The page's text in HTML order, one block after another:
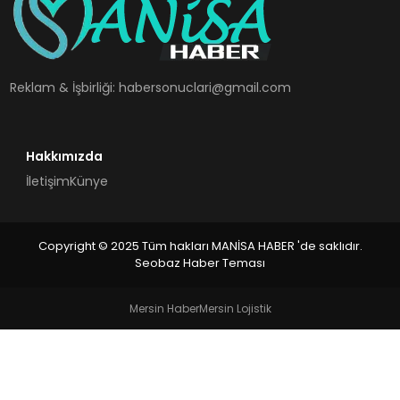
SPOR
TEKNOLOJI
Reklam & İşbirliği:habersonuclari@gmail.com
Hakkımızda
İletişimKünye
Copyright © 2025 Tüm hakları MANİSA HABER 'de saklıdır.
Seobaz Haber Teması
Mersin HaberMersin Lojistik